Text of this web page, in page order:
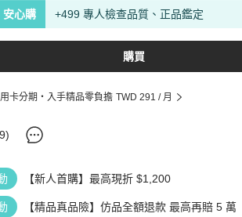
安心購 +499 專人檢查品質、正品鑑定
購買
卡分期・入手精品零負擔 TWD 291 / 月
9)
【新人首購】最高現折 $1,200
【精品真品險】仿品全額退款 最高再賠 5 萬